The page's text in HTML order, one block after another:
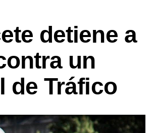
detiene a
un
de Tráfico